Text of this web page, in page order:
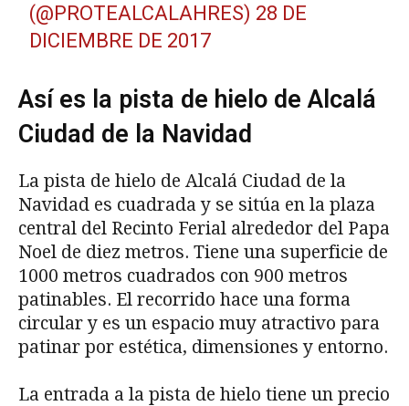
(@PROTEALCALAHRES) 28 DE
DICIEMBRE DE 2017
Así es la pista de hielo de Alcalá
Ciudad de la Navidad
La pista de hielo de Alcalá Ciudad de la
Navidad es cuadrada y se sitúa en la plaza
central del Recinto Ferial alrededor del Papa
Noel de diez metros. Tiene una superficie de
1000 metros cuadrados con 900 metros
patinables. El recorrido hace una forma
circular y es un espacio muy atractivo para
patinar por estética, dimensiones y entorno.
La entrada a la pista de hielo tiene un precio